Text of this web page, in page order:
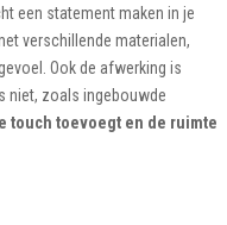
een statement maken in je
verschillende materialen,
Ook de afwerking is
niet, zoals ingebouwde
touch toevoegt en de ruimte